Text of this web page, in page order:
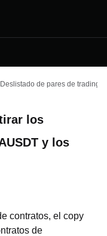
Deslistado de pares de trading
los
y los
contratos, el copy
de